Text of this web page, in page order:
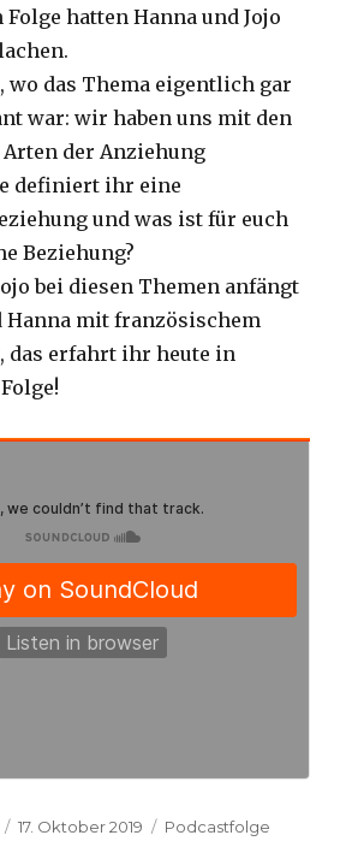
hatten Hanna und Jojo
wo das Thema eigentlich gar
war: wir haben uns mit den
der Anziehung
definiert ihr eine
und was ist für euch
Beziehung?
bei diesen Themen anfängt
Hanna mit französischem
das erfahrt ihr heute in
Veröffentlicht
17. Oktober 2019 Kategorien
Podcastfolge